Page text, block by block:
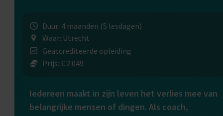
Duur: 4 maanden (5 lesdagen)
Waar: Utrecht
Geaccrediteerde opleiding
Prijs: € 2.049
Iedereen maakt in zijn leven het verlies mee van
belangrijke mensen of dingen. Als coach,